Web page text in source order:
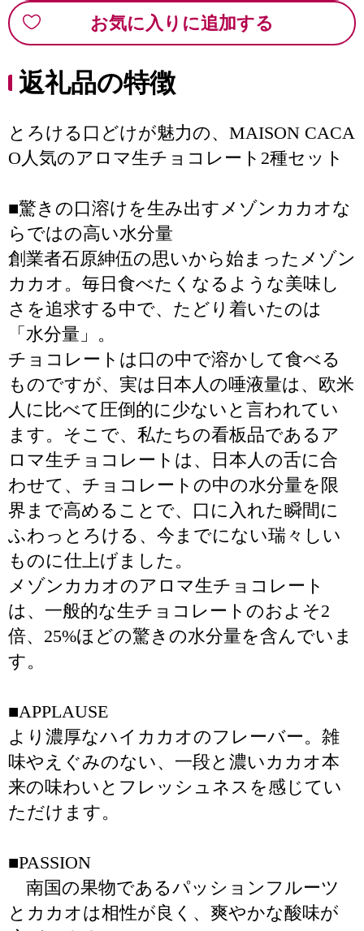
お気に入りに追加する
返礼品の特徴
とろける口どけが魅力の、MAISON CACA
O人気のアロマ生チョコレート2種セット
■驚きの口溶けを生み出すメゾンカカオな
らではの高い水分量
創業者石原紳伍の思いから始まったメゾン
カカオ。毎日食べたくなるような美味し
さを追求する中で、たどり着いたのは
「水分量」。
チョコレートは口の中で溶かして食べる
ものですが、実は日本人の唾液量は、欧米
人に比べて圧倒的に少ないと言われてい
ます。そこで、私たちの看板品であるア
ロマ生チョコレートは、日本人の舌に合
わせて、チョコレートの中の水分量を限
界まで高めることで、口に入れた瞬間に
ふわっとろける、今までにない瑞々しい
ものに仕上げました。
メゾンカカオのアロマ生チョコレート
は、一般的な生チョコレートのおよそ2
倍、25%ほどの驚きの水分量を含んでいま
す。
■APPLAUSE
より濃厚なハイカカオのフレーバー。雑
味やえぐみのない、一段と濃いカカオ本
来の味わいとフレッシュネスを感じてい
ただけます。
■PASSION
南国の果物であるパッションフルーツ
とカカオは相性が良く、爽やかな酸味が